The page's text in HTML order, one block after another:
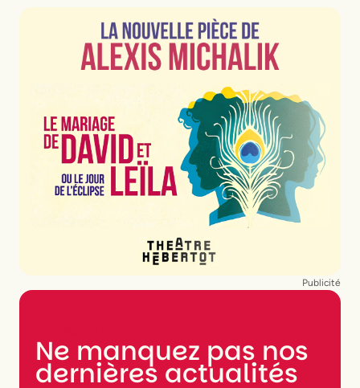
Publicité
Ne manquez pas nos
dernières actualités